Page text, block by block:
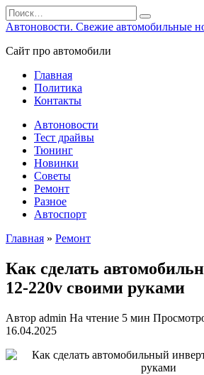
Перейти
к
Search
for:
Автоновости. Свежие автомобильные
Сайт про автомобили
Главная
Политика
Контакты
Автоновости
Тест драйвы
Тюнинг
Новинки
Советы
Ремонт
Разное
Автоспорт
Главная » Ремонт
Как сделать
12-220v своими руками
Автор admin На чтение 5 мин
16.04.2025